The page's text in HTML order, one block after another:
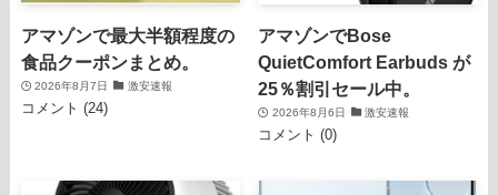
アマゾンで最大半額程度の
食品クーポンまとめ。
2026年8月7日 激安速報
コメント (24)
アマゾンでBose
QuietComfort Earbuds が
25％割引セール中。
2026年8月6日 激安速報
コメント (0)